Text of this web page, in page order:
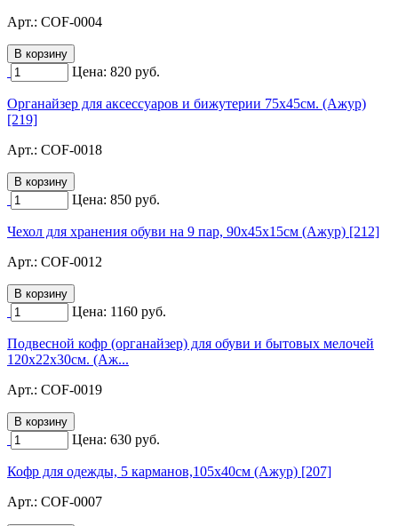
Арт.: COF-0004
Цена: 820 руб.
Органайзер для аксессуаров и бижутерии 75х45см. (Ажур)
[219]
Арт.: COF-0018
Цена: 850 руб.
Чехол для хранения обуви на 9 пар, 90х45х15см (Ажур) [212]
Арт.: COF-0012
Цена: 1160 руб.
Подвесной кофр (органайзер) для обуви и бытовых мелочей
120х22х30см. (Аж...
Арт.: COF-0019
Цена: 630 руб.
Кофр для одежды, 5 карманов,105х40см (Ажур) [207]
Арт.: COF-0007